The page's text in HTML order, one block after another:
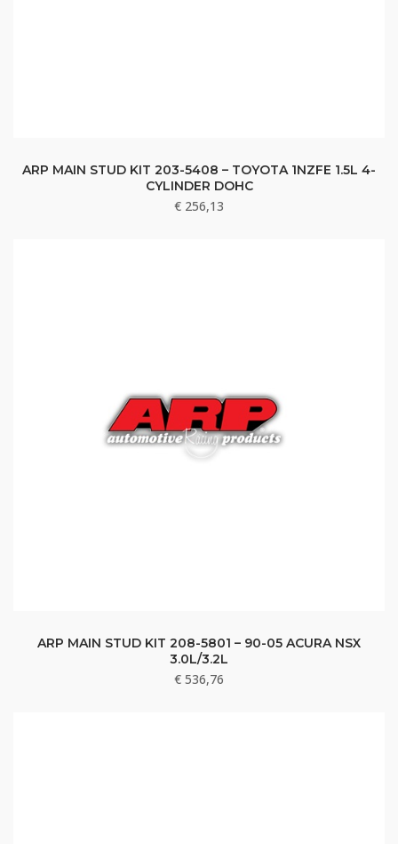
ARP MAIN STUD KIT 203-5408 – TOYOTA 1NZFE 1.5L 4-
CYLINDER DOHC
€ 256,13
ARP MAIN STUD KIT 208-5801 – 90-05 ACURA NSX
3.0L/3.2L
€ 536,76